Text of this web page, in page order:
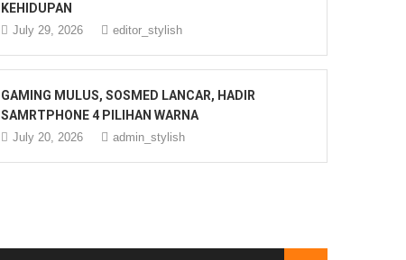
KEHIDUPAN
July 29, 2026 editor_stylish
GAMING MULUS, SOSMED LANCAR, HADIR
SAMRTPHONE 4 PILIHAN WARNA
July 20, 2026 admin_stylish